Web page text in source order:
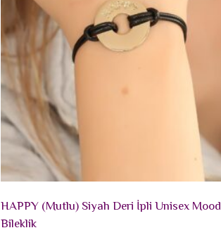
HAPPY (Mutlu) Siyah Deri İpli Unisex Mood
Bileklik